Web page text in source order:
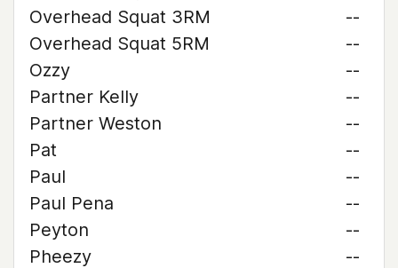
Overhead Squat 3RM
--
Overhead Squat 5RM
--
Ozzy
--
Partner Kelly
--
Partner Weston
--
Pat
--
Paul
--
Paul Pena
--
Peyton
--
Pheezy
--